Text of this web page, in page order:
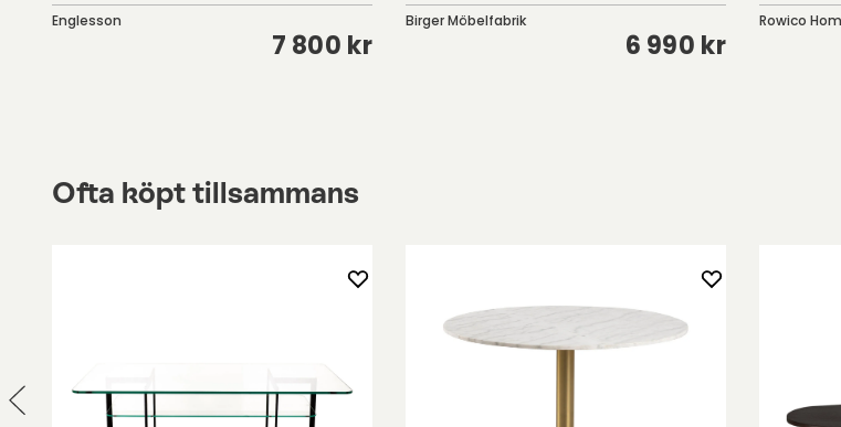
Englesson
7 800 kr
Birger Möbelfabrik
6 990 kr
Rowico
Ofta köpt tillsammans